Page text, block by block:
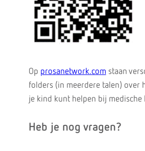
Op prosanetwork.com staan
folders (in meerdere talen) over
je kind kunt helpen bij medische
Heb je nog vragen?